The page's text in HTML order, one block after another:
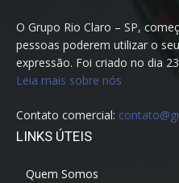
O Grupo Rio Claro – SP,
pessoas poderem utilizar o
expressão. Foi criado no dia
Leia mais sobre nós
Contato comercial:
LINKS ÚTEIS
Quem Somos